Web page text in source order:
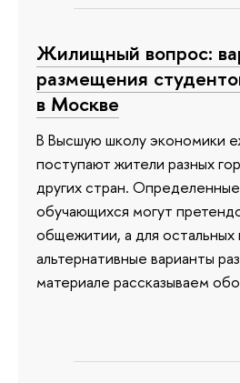
Жилищный вопрос:
размещения
в Москве
В Высшую школу экономики
поступают жители разных
других стран.
обучающихся могут
общежитии, а для
альтернативные варианты
материале рассказываем